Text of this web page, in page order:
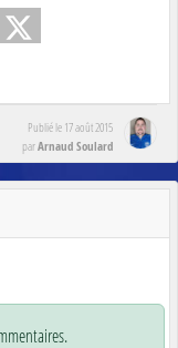
Publié le 17 août 2015
parArnaud Soulard